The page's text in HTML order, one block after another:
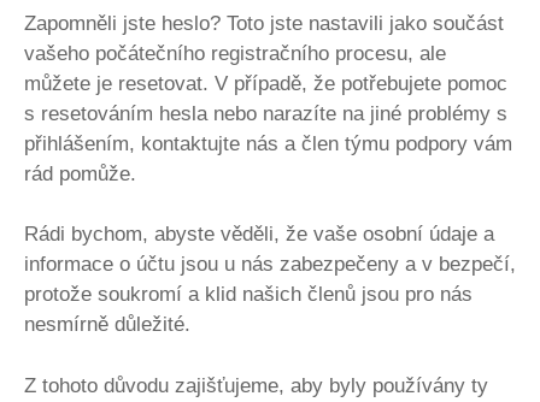
Zapomněli jste heslo? Toto jste nastavili jako součást
vašeho počátečního registračního procesu, ale
můžete je resetovat. V případě, že potřebujete pomoc
s resetováním hesla nebo narazíte na jiné problémy s
přihlášením, kontaktujte nás a člen týmu podpory vám
rád pomůže.
Rádi bychom, abyste věděli, že vaše osobní údaje a
informace o účtu jsou u nás zabezpečeny a v bezpečí,
protože soukromí a klid našich členů jsou pro nás
nesmírně důležité.
Z tohoto důvodu zajišťujeme, aby byly používány ty